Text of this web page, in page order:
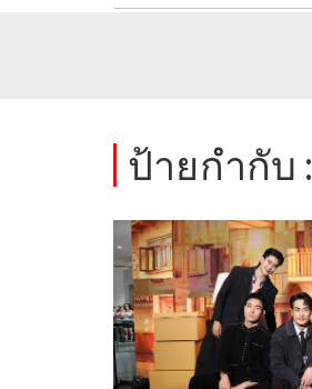
ป้ายกำกับ :